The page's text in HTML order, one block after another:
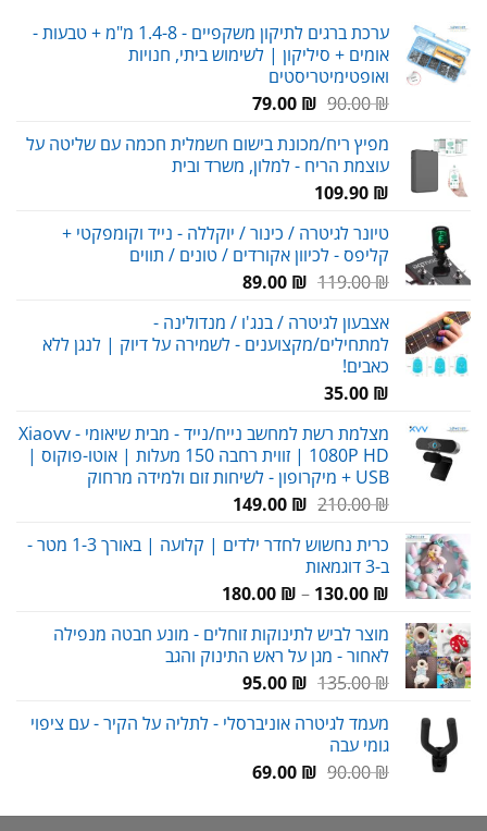
ערכת ברגים לתיקון משקפיים - 1.4-8 מ"מ + טבעות -
אומים + סיליקון | לשימוש ביתי, חנויות
ואופטימיטריסטים
90.00₪
המחיר
היה:
90.00 ₪.
79.00 ₪
המחיר
הוא:
79.00 ₪.
מפיץ ריח/מכונת בישום חשמלית חכמה עם שליטה על
עוצמת הריח - למלון, משרד ובית
109.90 ₪
טיונר לגיטרה / כינור / יוקללה - נייד וקומפקטי +
קליפס - לכיוון אקורדים / טונים / תווים
119.00₪
המחיר
היה:
119.00 ₪.
89.00 ₪
המחיר
הוא:
89.00 ₪.
אצבעון לגיטרה / בנג'ו / מנדולינה -
למתחילים/מקצוענים - לשמירה על דיוק | לנגן ללא
כאבים!
35.00 ₪
מצלמת רשת למחשב נייח/נייד - מבית שיאומי Xiaovv -
1080P HD | זווית רחבה 150 מעלות | אוטו-פוקוס |
USB + מיקרופון - לשיחות זום ולמידה מרחוק
210.00₪
המחיר
היה:
210.00 ₪.
149.00 ₪
המחיר
הוא:
כרית נחשוש לחדר ילדים | קלועה | באורך 1-3 מטר -
ב-3 דוגמאות
130.00 ₪
–
180.00 ₪
עד
מוצר לביש לתינוקות זוחלים - מונע חבטה מנפילה
לאחור - מגן על ראש התינוק והגב
135.00₪
המחיר
היה:
95.00 ₪
המחיר
הוא:
מעמד לגיטרה אוניברסלי - לתליה על הקיר - עם ציפוי
גומי עבה
90.00₪
המחיר
היה:
69.00 ₪
המחיר
הוא: